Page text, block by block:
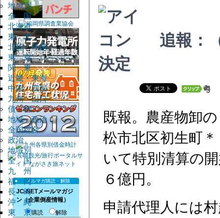
地域別
全 国
北海道
東 北
北陸・信越
東 京
関 東
近畿・東海
中国・四国
九州・山口
債 権
地域・政治
全国総合
政治
地域別
全 国
九 州
福 岡
長 崎
沖 縄
東 京
メルマガ購読・解除
JC-NETメールマガジ
ン（企業倒産情報）
購読
解除
追報：
決定
既報。農産物卸
松市北区初生町
いて特別清算の
６億円。
申請代理人には